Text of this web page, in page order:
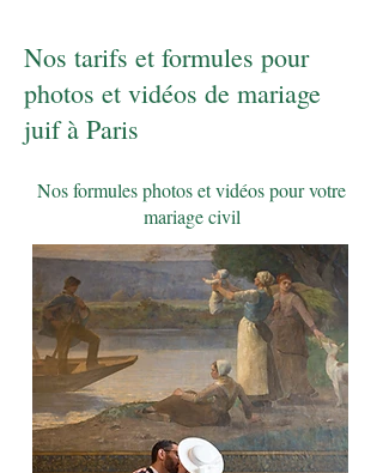
Nos tarifs et formules pour
photos et vidéos de mariage
juif à Paris
Nos formules photos et vidéos pour votre
mariage civil